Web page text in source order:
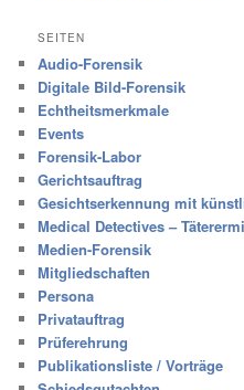
SEITEN
Audio-Forensik
Digitale Bild-Forensik
Echtheitsmerkmale
Events
Forensik-Labor
Gerichtsauftrag
Gesichtserkennung mit
Medical Detectives –
Medien-Forensik
Mitgliedschaften
Persona
Privatauftrag
Prüferehrung
Publikationsliste / Vorträge